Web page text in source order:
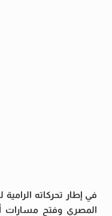
في إطار تحركاته
المصري وفتح مسارات